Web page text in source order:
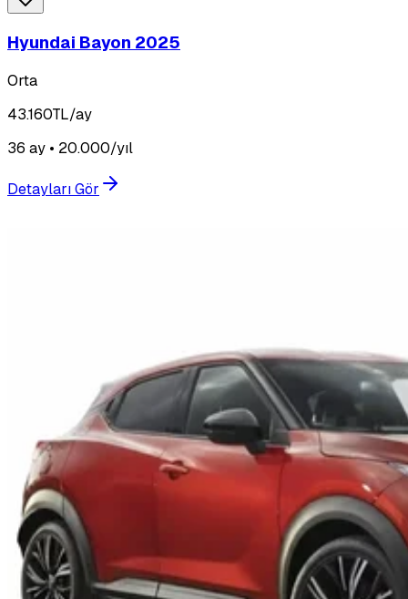
Hyundai Bayon 2025
Orta
43.160TL/ay
36 ay • 20.000/yıl
Detayları Gör